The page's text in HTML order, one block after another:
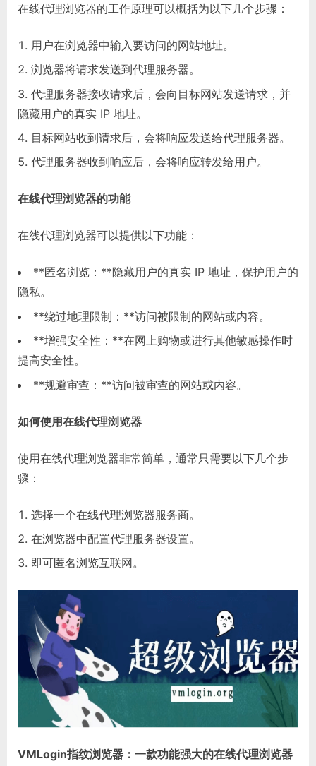
在线代理浏览器的工作原理可以概括为以下几个步骤：
用户在浏览器中输入要访问的网站地址。
浏览器将请求发送到代理服务器。
代理服务器接收请求后，会向目标网站发送请求，并
隐藏用户的真实 IP 地址。
目标网站收到请求后，会将响应发送给代理服务器。
代理服务器收到响应后，会将响应转发给用户。
在线代理浏览器的功能
在线代理浏览器可以提供以下功能：
**匿名浏览：**隐藏用户的真实 IP 地址，保护用户的
隐私。
**绕过地理限制：**访问被限制的网站或内容。
**增强安全性：**在网上购物或进行其他敏感操作时
提高安全性。
**规避审查：**访问被审查的网站或内容。
如何使用在线代理浏览器
使用在线代理浏览器非常简单，通常只需要以下几个步
骤：
选择一个在线代理浏览器服务商。
在浏览器中配置代理服务器设置。
即可匿名浏览互联网。
VMLogin指纹浏览器：一款功能强大的在线代理浏览器